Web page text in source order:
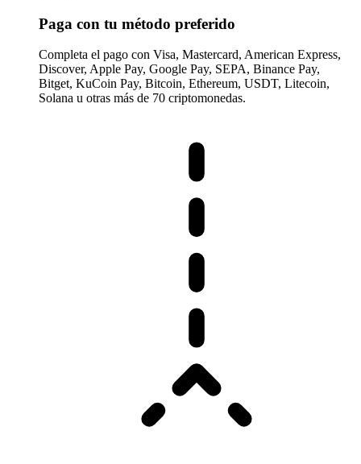
Paga con tu método preferido
Completa el pago con Visa, Mastercard, American Express,
Discover, Apple Pay, Google Pay, SEPA, Binance Pay,
Bitget, KuCoin Pay, Bitcoin, Ethereum, USDT, Litecoin,
Solana u otras más de 70 criptomonedas.